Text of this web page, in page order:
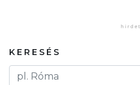
KERESÉS